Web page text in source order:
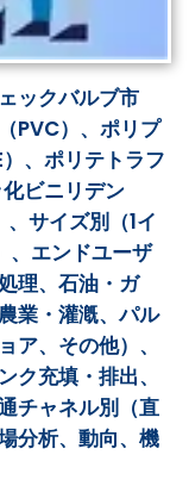
ックバルブ市
PVC）、ポリプ
、ポリテトラフ
ビニリデン
、サイズ別（1イ
、エンドユーザ
理、石油・ガ
業・灌漑、パル
ア、その他）、
ク充填・排出、
チャネル別（直
分析、動向、機